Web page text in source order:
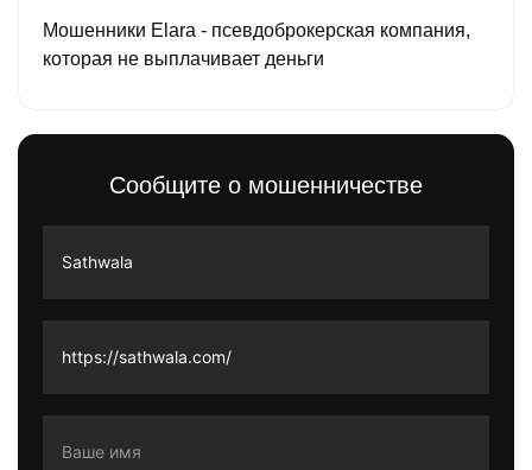
Мошенники Elara - псевдоброкерская компания,
которая не выплачивает деньги
Сообщите о мошенничестве